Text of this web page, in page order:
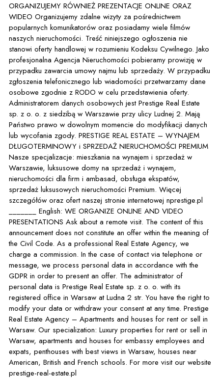
ORGANIZUJEMY RÓWNIEŻ PREZENTACJE ONLINE ORAZ
WIDEO Organizujemy zdalne wizyty za pośrednictwem
popularnych komunikatorów oraz posiadamy wiele filmów
naszych nieruchomości. Treść niniejszego ogłoszenia nie
stanowi oferty handlowej w rozumieniu Kodeksu Cywilnego. Jako
profesjonalna Agencja Nieruchomości pobieramy prowizję w
przypadku zawarcia umowy najmu lub sprzedaży. W przypadku
zgłoszenia telefonicznego lub wiadomości przetwarzamy dane
osobowe zgodnie z RODO w celu przedstawienia oferty.
Administratorem danych osobowych jest Prestige Real Estate
sp. z o. o. z siedzibą w Warszawie przy ulicy Ludnej 2. Mają
Państwo prawo w dowolnym momencie do modyfikacji danych
lub wycofania zgody. PRESTIGE REAL ESTATE – WYNAJEM
DŁUGOTERMINOWY i SPRZEDAŻ NIERUCHOMOŚCI PREMIUM
Nasze specjalizacje: mieszkania na wynajem i sprzedaż w
Warszawie, luksusowe domy na sprzedaż i wynajem,
nieruchomości dla firm i ambasad, obsługa ekspatów,
sprzedaż luksusowych nieruchomości Premium. Więcej
szczegółów oraz ofert naszej stronie internetowej nprestige.pl
_______ English: WE ORGANIZE ONLINE AND VIDEO
PRESENTATIONS Ask about a remote visit. The content of this
announcement does not constitute an offer within the meaning of
the Civil Code. As a professional Real Estate Agency, we
charge a commission. In the case of contact via telephone or
message, we process personal data in accordance with the
GDPR in order to present an offer. The administrator of
personal data is Prestige Real Estate sp. z o. o. with its
registered office in Warsaw at Ludna 2 str. You have the right to
modify your data or withdraw your consent at any time. Prestige
Real Estate Agency – Apartments and houses for rent or sell in
Warsaw. Our specialization: Luxury properties for rent or sell in
Warsaw, apartments and houses for embassy employees and
expats, penthouses with best views in Warsaw, houses near
American, British and French schools. For more visit our website
prestige-real-estate.pl